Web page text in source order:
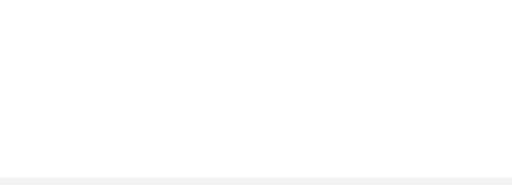
る契約の履行、情報、サービス
険代理業